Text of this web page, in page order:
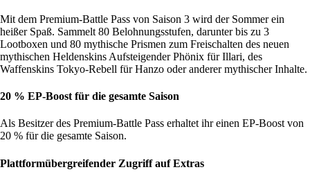
Mit dem Premium-Battle Pass von Saison 3 wird der Sommer ein
heißer Spaß. Sammelt 80 Belohnungsstufen, darunter bis zu 3
Lootboxen und 80 mythische Prismen zum Freischalten des neuen
mythischen Heldenskins Aufsteigender Phönix für Illari, des
Waffenskins Tokyo-Rebell für Hanzo oder anderer mythischer Inhalte.
20 % EP-Boost für die gesamte Saison
Als Besitzer des Premium-Battle Pass erhaltet ihr einen EP-Boost von
20 % für die gesamte Saison.
Plattformübergreifender Zugriff auf Extras